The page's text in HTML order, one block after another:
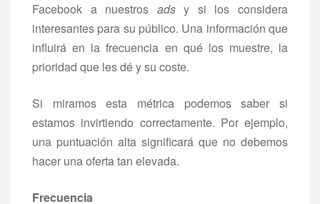
Facebook a nuestros adsy si los considera
interesantes para su público. Una información que
influirá en la frecuencia en qué los muestre, la
prioridad que les dé y su coste.
Si miramos esta métrica podemos saber si
estamos invirtiendo correctamente. Por ejemplo,
una puntuación alta significará que no debemos
hacer una oferta tan elevada.
Frecuencia